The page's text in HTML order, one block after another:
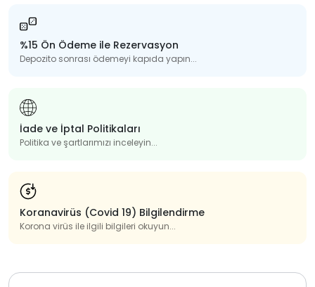
%15 Ön Ödeme ile Rezervasyon
Depozito sonrası ödemeyi kapıda yapın...
İade ve İptal Politikaları
Politika ve şartlarımızı inceleyin...
Koranavirüs (Covid 19) Bilgilendirme
Korona virüs ile ilgili bilgileri okuyun...